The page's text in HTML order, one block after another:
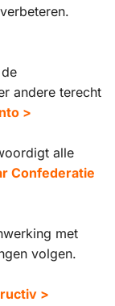
andere terecht
>
alle
Confederatie
met
volgen.
>